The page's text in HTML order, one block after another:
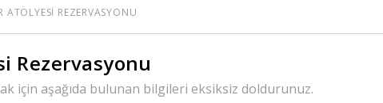
ATÖLYESI REZERVASYONU
Rezervasyonu
için aşağıda bulunan bilgileri eksiksiz doldurunuz.